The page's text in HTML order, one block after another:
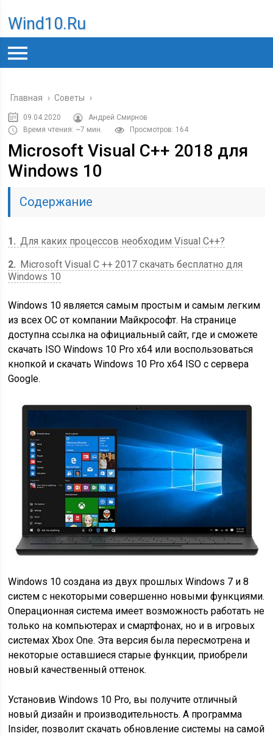
Wind10.ru
Главная › Советы ›
09.04.2020
Андрей Смирнов
Время чтения: ~7 мин.
Просмотров: 164
Microsoft Visual C++ 2018 для
Windows 10
Содержание
1
Для каких процессов необходим Visual C++?
2
Microsoft Visual C ++ 2017 скачать бесплатно для
Windows 10
Windows 10 является самым простым и самым легким
из всех ОС от компании Майкрософт. На странице
доступна ссылка на официальный сайт, где и сможете
скачать ISO Windows 10 Pro x64 или воспользоваться
кнопкой и скачать Windows 10 Pro x64 ISO с сервера
Google.
Windows 10 создана из двух прошлых Windows 7 и 8
систем с некоторыми совершенно новыми функциями.
Операционная система имеет возможность работать не
только на компьютерах и смартфонах, но и в игровых
системах Xbox One. Эта версия была пересмотрена и
некоторые оставшиеся старые функции, приобрели
новый качественный оттенок.
Установив Windows 10 Pro, вы получите отличный
новый дизайн и производительность. А программа
Insider, позволит скачать обновление системы на самой